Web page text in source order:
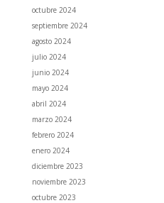
octubre 2024
septiembre 2024
agosto 2024
julio 2024
junio 2024
mayo 2024
abril 2024
marzo 2024
febrero 2024
enero 2024
diciembre 2023
noviembre 2023
octubre 2023